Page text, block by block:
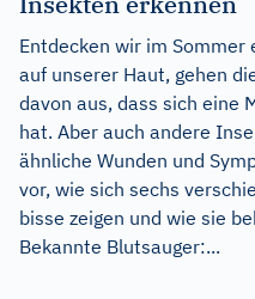
Entdecken wir im
auf unserer Haut, gehen
davon aus, dass sich eine
hat. Aber auch andere
ähnliche Wunden und
vor, wie sich sechs
bisse zeigen und wie sie
Bekannte Blutsauger:...